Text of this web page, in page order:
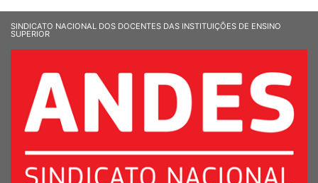
SINDICATO NACIONAL DOS DOCENTES DAS INSTITUIÇÕES DE ENSINO
SUPERIOR